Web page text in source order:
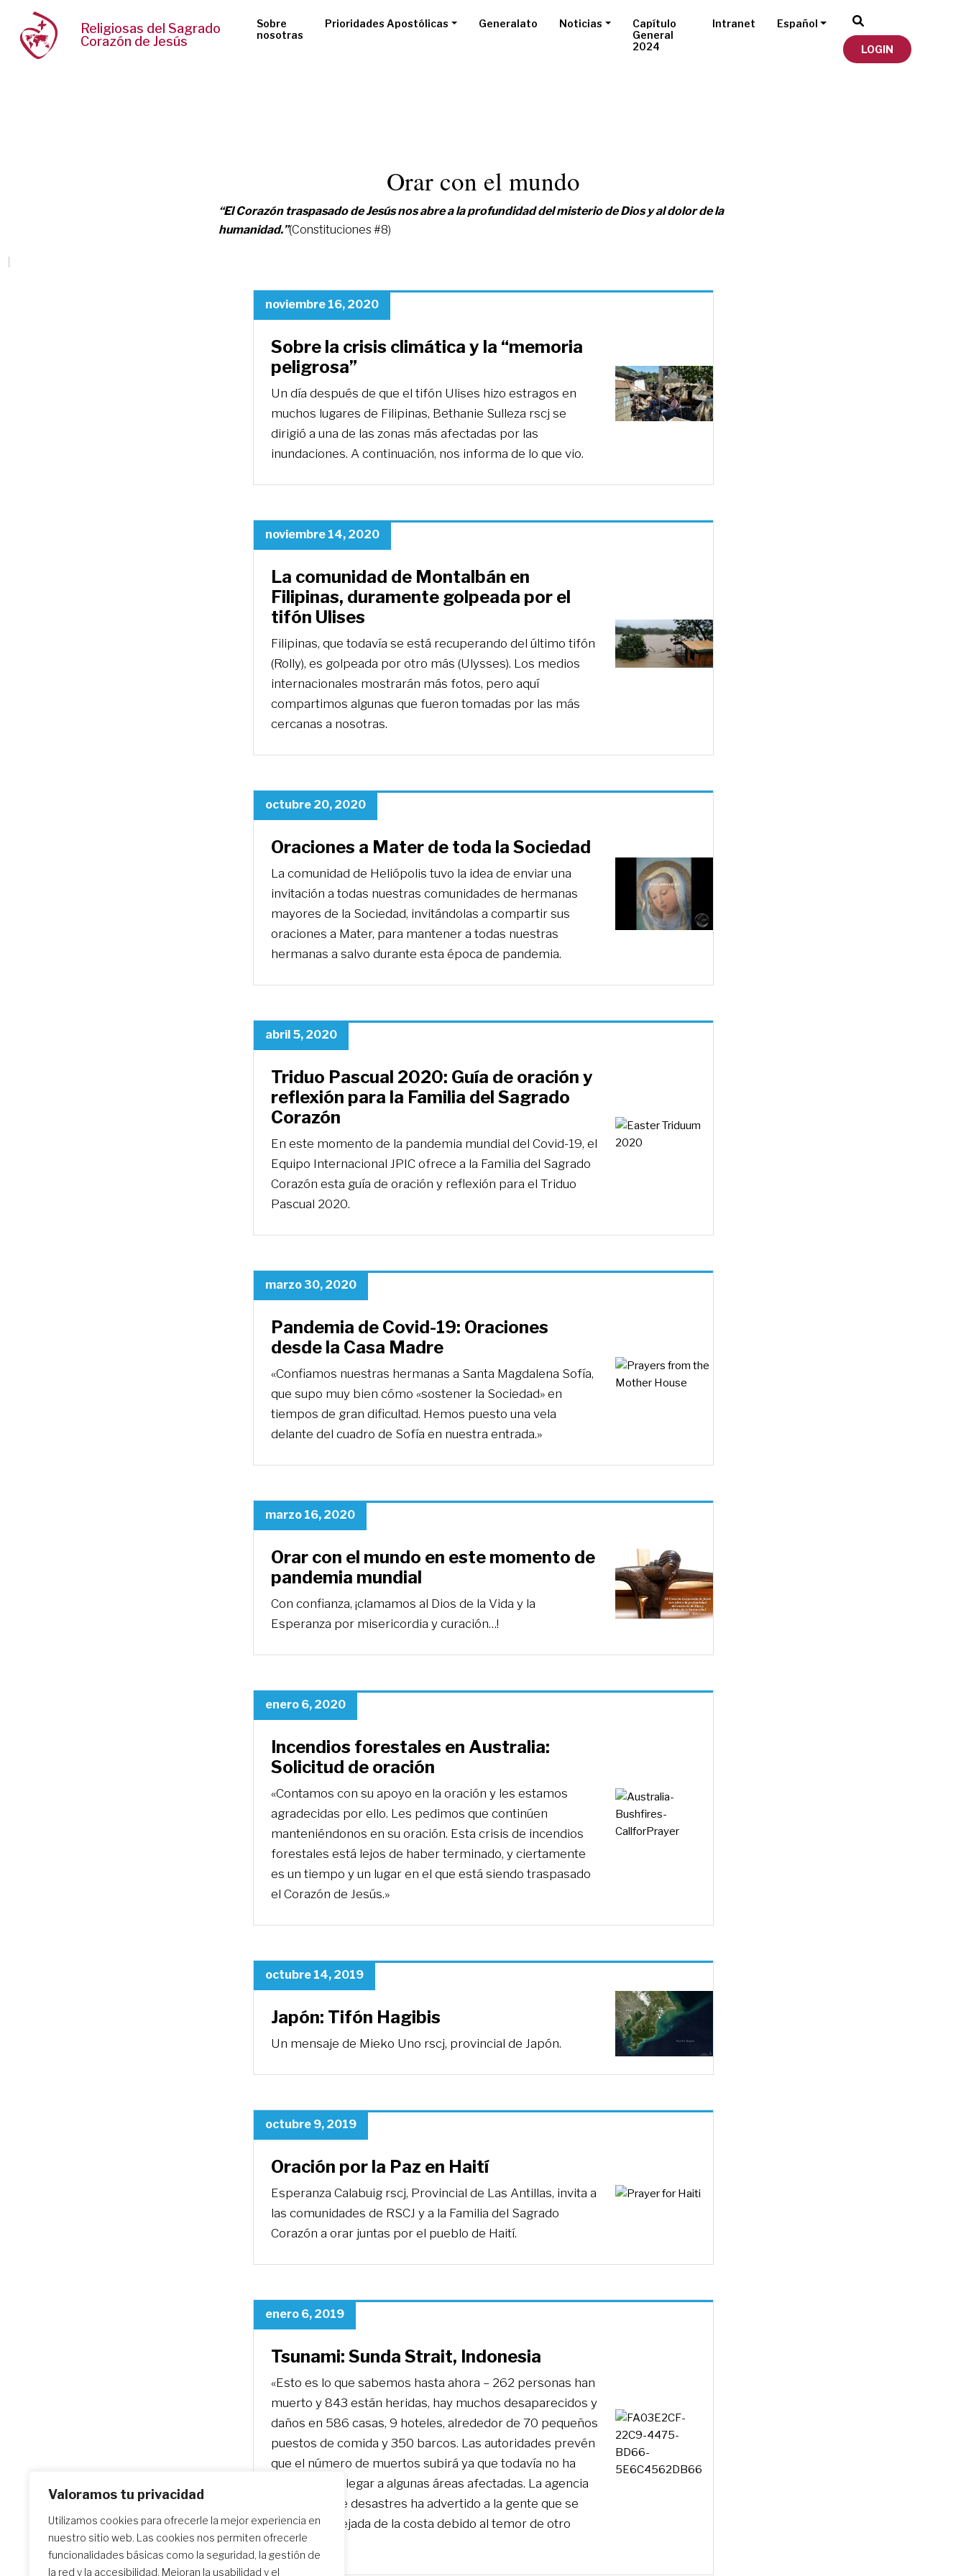
Valoramos tu privacidad
Utilizamos cookies para ofrecerle la mejor experiencia en
nuestro sitio web. Las cookies nos permiten ofrecerle
funcionalidades básicas como la seguridad, la gestión de
la red y la accesibilidad. Mejoran la usabilidad y el
Religiosas del Sagrado
Corazón de Jesús
Sobre
nosotras
Prioridades Apostólicas Generalato Noticias
Capítulo
General
2024
Intranet Español
LOGIN
Orar con el mundo
“El Corazón traspasado de Jesús nos abre a la profundidad del misterio de Dios y al dolor de la
humanidad.”(Constituciones #8)
noviembre 16, 2020
Sobre la crisis climática y la “memoria
peligrosa”
Un día después de que el tifón Ulises hizo estragos en
muchos lugares de Filipinas, Bethanie Sulleza rscj se
dirigió a una de las zonas más afectadas por las
inundaciones. A continuación, nos informa de lo que vio.
noviembre 14, 2020
La comunidad de Montalbán en
Filipinas, duramente golpeada por el
tifón Ulises
Filipinas, que todavía se está recuperando del último tifón
(Rolly), es golpeada por otro más (Ulysses). Los medios
internacionales mostrarán más fotos, pero aquí
compartimos algunas que fueron tomadas por las más
cercanas a nosotras.
octubre 20, 2020
Oraciones a Mater de toda la Sociedad
La comunidad de Heliópolis tuvo la idea de enviar una
invitación a todas nuestras comunidades de hermanas
mayores de la Sociedad, invitándolas a compartir sus
oraciones a Mater, para mantener a todas nuestras
hermanas a salvo durante esta época de pandemia.
abril 5, 2020
Triduo Pascual 2020: Guía de oración y
reflexión para la Familia del Sagrado
Corazón
En este momento de la pandemia mundial del Covid-19, el
Equipo Internacional JPIC ofrece a la Familia del Sagrado
Corazón esta guía de oración y reflexión para el Triduo
Pascual 2020.
marzo 30, 2020
Pandemia de Covid-19: Oraciones
desde la Casa Madre
«Confiamos nuestras hermanas a Santa Magdalena Sofía,
que supo muy bien cómo «sostener la Sociedad» en
tiempos de gran dificultad. Hemos puesto una vela
delante del cuadro de Sofía en nuestra entrada.»
marzo 16, 2020
Orar con el mundo en este momento de
pandemia mundial
Con confianza, ¡clamamos al Dios de la Vida y la
Esperanza por misericordia y curación…!
enero 6, 2020
Incendios forestales en Australia:
Solicitud de oración
«Contamos con su apoyo en la oración y les estamos
agradecidas por ello. Les pedimos que continúen
manteniéndonos en su oración. Esta crisis de incendios
forestales está lejos de haber terminado, y ciertamente
es un tiempo y un lugar en el que está siendo traspasado
el Corazón de Jesús.»
octubre 14, 2019
Japón: Tifón Hagibis
Un mensaje de Mieko Uno rscj, provincial de Japón.
octubre 9, 2019
Oración por la Paz en Haití
Esperanza Calabuig rscj, Provincial de Las Antillas, invita a
las comunidades de RSCJ y a la Familia del Sagrado
Corazón a orar juntas por el pueblo de Haití.
enero 6, 2019
Tsunami: Sunda Strait, Indonesia
«Esto es lo que sabemos hasta ahora – 262 personas han
muerto y 843 están heridas, hay muchos desaparecidos y
daños en 586 casas, 9 hoteles, alrededor de 70 pequeños
puestos de comida y 350 barcos. Las autoridades prevén
que el número de muertos subirá ya que todavía no ha
sido posible llegar a algunas áreas afectadas. La agencia
de gestión de desastres ha advertido a la gente que se
mantenga alejada de la costa debido al temor de otro
tsunami.»